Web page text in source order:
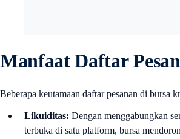
Manfaat Daftar
Beberapa keutamaan daftar pesanan di bursa
Likuiditas: Dengan menggabungkan
terbuka di satu platform, bursa